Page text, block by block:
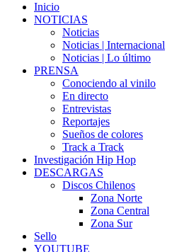
Inicio
NOTICIAS
Noticias
Noticias | Internacional
Noticias | Lo último
PRENSA
Conociendo al vinilo
En directo
Entrevistas
Reportajes
Sueños de colores
Track a Track
Investigación Hip Hop
DESCARGAS
Discos Chilenos
Zona Norte
Zona Central
Zona Sur
Sello
YOUTUBE